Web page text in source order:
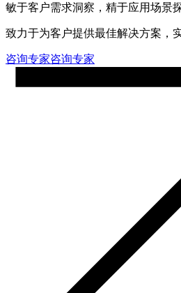
敏于客户需求洞察，精于应用场景
致力于为客户提供最佳解决方案，
咨询专家咨询专家